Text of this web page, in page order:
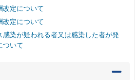
改定について
改定について
感染が疑われる者又は感染した者が発
ついて